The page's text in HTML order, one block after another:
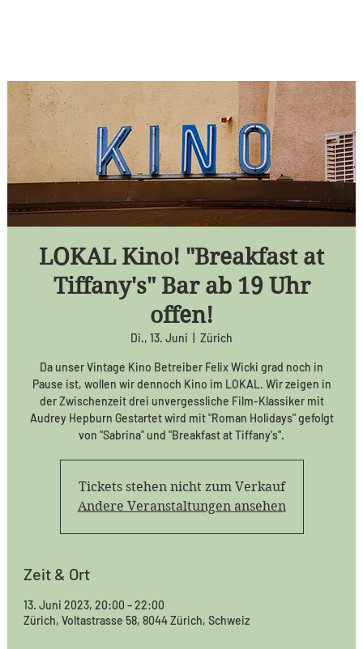
LOKAL Kino! "Breakfast at
Tiffany's" Bar ab 19 Uhr
offen!
Di., 13. Juni Zürich
Da unser Vintage Kino Betreiber Felix Wicki grad noch in
Pause ist, wollen wir dennoch Kino im LOKAL. Wir zeigen in
der Zwischenzeit drei unvergessliche Film-Klassiker mit
Audrey Hepburn Gestartet wird mit "Roman Holidays" gefolgt
von "Sabrina" und "Breakfast at Tiffany's".
Tickets stehen nicht zum Verkauf
Andere Veranstaltungen ansehen
Zeit & Ort
13. Juni 2023, 20:00 – 22:00
Zürich, Voltastrasse 58, 8044 Zürich, Schweiz